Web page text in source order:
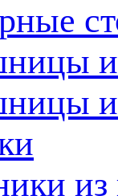
из